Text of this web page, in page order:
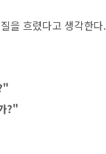
을 흐렸다고 생각한다.
?"